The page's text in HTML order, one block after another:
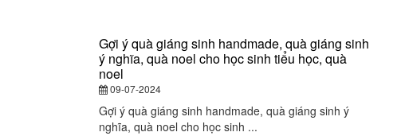
Gợi ý quà giáng sinh handmade, quà giáng sinh
ý nghĩa, quà noel cho học sinh tiểu học, quà
noel
09-07-2024
Gợi ý quà giáng sinh handmade, quà giáng sinh ý
nghĩa, quà noel cho học sinh ...